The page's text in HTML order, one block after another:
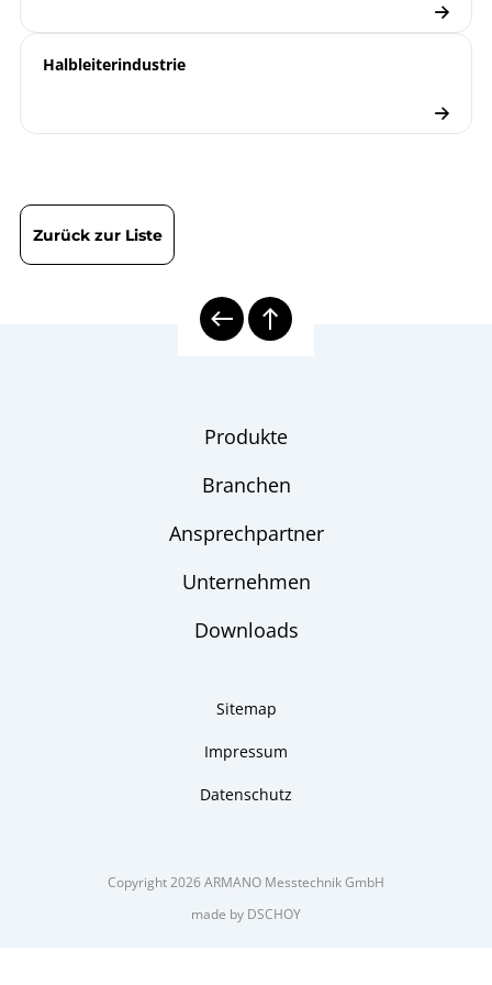
Checkliste
Halbleiterindustrie
Zurück zur Liste
Produkte
Branchen
Ansprechpartner
Unternehmen
Downloads
Sitemap
Impressum
Datenschutz
Copyright 2026 ARMANO Messtechnik GmbH
made by DSCHOY